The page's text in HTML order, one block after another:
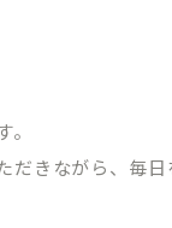
だきながら、毎